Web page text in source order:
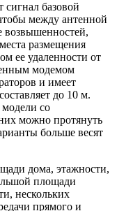
базовой
между антенной
возвышенностей,
размещения
ее удаленности от
модемом
и имеет
до 10 м.
со
можно протянуть
больше весят
дома, этажности,
площади
нескольких
прямого и